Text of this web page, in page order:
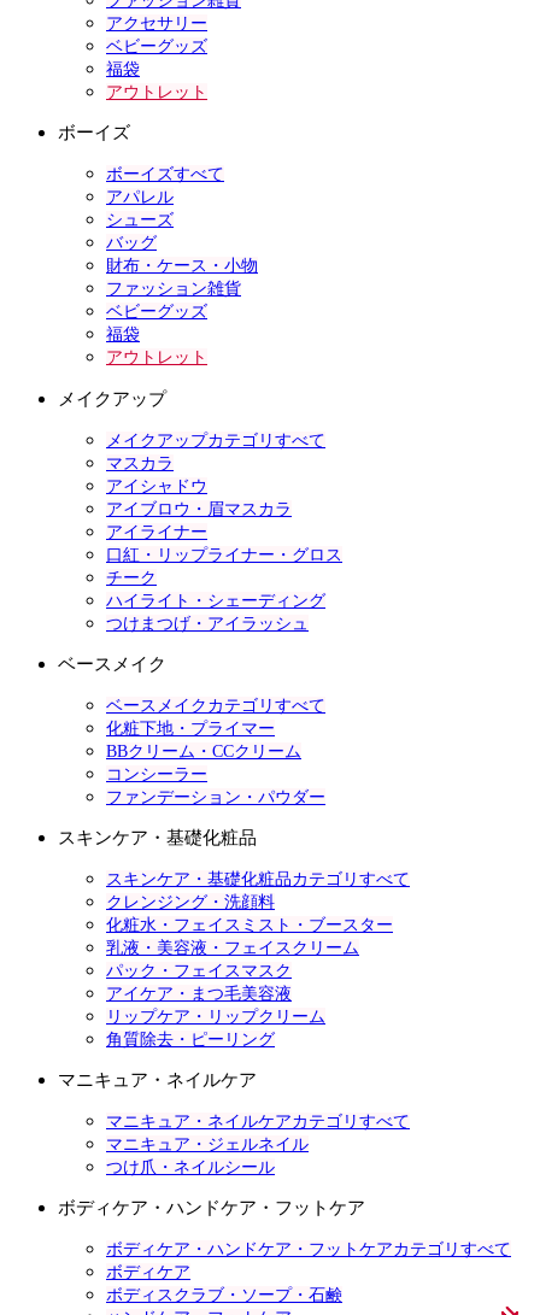
アクセサリー
ベビーグッズ
福袋
アウトレット
ボーイズ
ボーイズすべて
アパレル
シューズ
バッグ
財布・ケース・小物
ファッション雑貨
ベビーグッズ
福袋
アウトレット
メイクアップ
メイクアップカテゴリすべて
マスカラ
アイシャドウ
アイブロウ・眉マスカラ
アイライナー
口紅・リップライナー・グロス
チーク
ハイライト・シェーディング
つけまつげ・アイラッシュ
ベースメイク
ベースメイクカテゴリすべて
化粧下地・プライマー
BBクリーム・CCクリーム
コンシーラー
ファンデーション・パウダー
スキンケア・基礎化粧品
スキンケア・基礎化粧品カテゴリすべて
クレンジング・洗顔料
化粧水・フェイスミスト・ブースター
乳液・美容液・フェイスクリーム
パック・フェイスマスク
アイケア・まつ毛美容液
リップケア・リップクリーム
角質除去・ピーリング
マニキュア・ネイルケア
マニキュア・ネイルケアカテゴリすべて
マニキュア・ジェルネイル
つけ爪・ネイルシール
ボディケア・ハンドケア・フットケア
ボディケア・ハンドケア・フットケアカテゴリすべて
ボディケア
ボディスクラブ・ソープ・石鹸